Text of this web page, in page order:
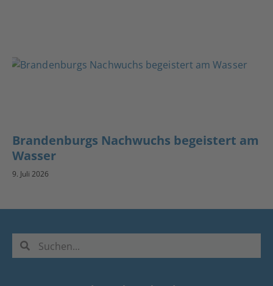
Brandenburgs Nachwuchs begeistert am
Wasser
9. Juli 2026